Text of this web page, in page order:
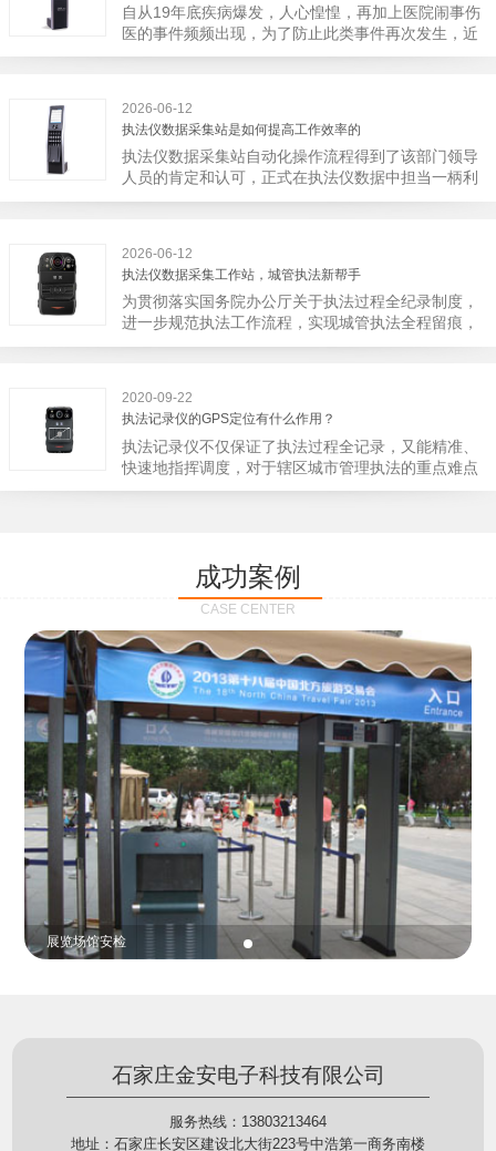
自从19年底疾病爆发，人心惶惶，再加上医院闹事伤
医的事件频频出现，为了防止此类事件再次发生，近
日，广西南宁市卫建委发出通知，要求当地市属各三
大体只有两个，其一，安装安检门是否会激化矛盾。
其二，安装安检门可以防范于未然。1月6号当天，南
宁市第二医院刚试行安检的首日，检查出10多把各类
刀具和一把管制类刀具。近来伤医事件屡屡发生，安
装安检门可以缓解医生安全感不足的问题，同时安检
2026-06-12
执法仪数据采集站是如何提高工作效率的
执法仪数据采集站自动化操作流程得到了该部门领导
人员的肯定和认可，正式在执法仪数据中担当一柄利
剑。 执法仪数据采集站对于执法仪数据资料的管理
备能自动读取目标对象，并同步到采集站中，此外设
备具有断点续传的功能，如果碰到网络故障，可以从
已经上传或下载的部分开始继续上传下载未完成的部
分，而没有必要从头开始上传下载，能节省时间，提
高速度。再者待数据传输完毕之后，执法仪数据采集
下次直接使用，提高执法仪数据效率。执法仪数据采
集站还具有强大的数据存储管理系统，后台统计不同
上传时段、不同重要级别的数据，将统计结果以图表
或者报表的形式呈现；设备设置有用户操作权限管
理，自动将用户警员编号与执法仪编号绑定，保障数
据的合法性，同时系统可设置每个警员的权限，明确
2026-06-12
执法仪数据采集工作站，城管执法新帮手
为贯彻落实国务院办公厅关于执法过程全纪录制度，
进一步规范执法工作流程，实现城管执法全程留痕，
深入推进执法队伍规范化建设，给城管执法工作添加
止了双方矛盾的发生。现在有了执法仪数据采集工作
站，执法队员的担忧便得到有效的解决。每个采集工
作站可支持多台执法记录仪设备同时上传数据，队员
当天使用当天上传，通过数据线接入到采集工作站，
它会自动读取所有的视频、音频、图片、日志等信
作站也能自动为执法记录仪充充电、校校时，做执法
记录仪的贴心小"保姆"。随着群众法律意识的逐步提
高，行政执法行为更加"阳光、透明"，通过工作站可
以随时调取证据视频，精准查阅现场资料，直戳了当
的展示给行政相对人看，有效的减少了行政相对人对
城管执法行为的误解，树立了执法的公信力。
2020-09-22
执法记录仪的GPS定位有什么作用？
执法记录仪不仅保证了执法过程全记录，又能精准、
快速地指挥调度，对于辖区城市管理执法的重点难点
也能一目了然，在城市管理工作信息化中发挥着重要
定位模块，可通过移动网络将位置信息实时发送到监
控中心，在平台的电子地图上显示出设备的具体位
置，实时查看执法人员到岗情况及根据执法环境迅速
调配周边执法人员。同时，内置NFC芯片，可支持身
份证查验等拓展功能，在实战中发挥着重要的作用，
能广泛应用于交警公安执法、卫生监督、城管执法、
海关执法、路政、质量监督、林业园林、消防、质量
监督、公路铁路等各个领域。
成功案例
CASE CENTER
展览场馆安检
石家庄金安电子科技有限公司
服务热线：13803213464
地址：石家庄长安区建设北大街223号中浩第一商务南楼